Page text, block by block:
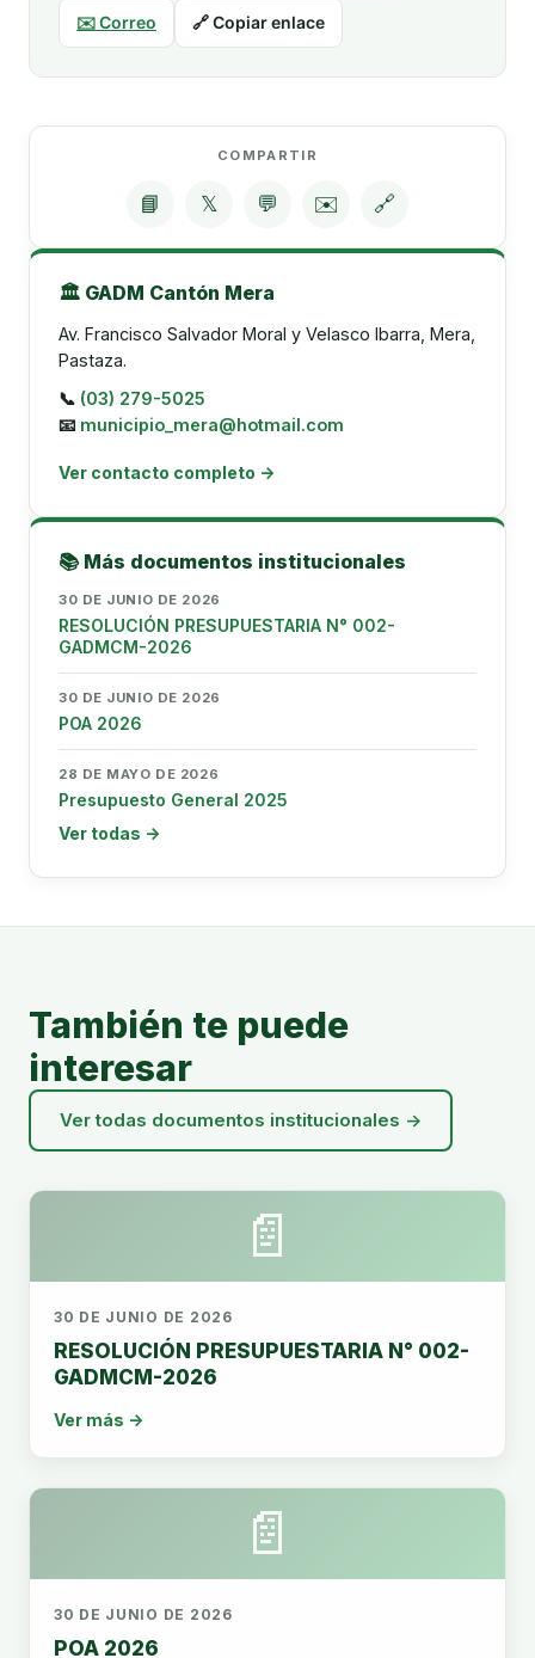
✉️ Correo 🔗 Copiar enlace
COMPARTIR
📘 𝕏 💬 ✉️ 🔗
🏛️ GADM Cantón Mera
Av. Francisco Salvador Moral y Velasco Ibarra, Mera,
Pastaza.
📞 (03) 279-5025
📧 municipio_mera@hotmail.com
Ver contacto completo →
📚 Más documentos institucionales
30 DE JUNIO DE 2026
RESOLUCIÓN PRESUPUESTARIA N° 002-
GADMCM-2026
30 DE JUNIO DE 2026
POA 2026
28 DE MAYO DE 2026
Presupuesto General 2025
Ver todas →
También te puede
interesar
Ver todas documentos institucionales →
📄
30 DE JUNIO DE 2026
RESOLUCIÓN PRESUPUESTARIA N° 002-
GADMCM-2026
Ver más →
📄
30 DE JUNIO DE 2026
POA 2026